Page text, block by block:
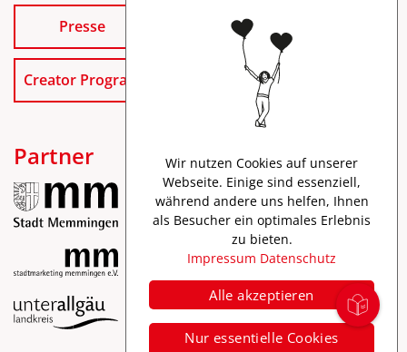
Presse
Creator Program
Partner
Impressum
Datenschutz
Wir nutzen Cookies auf unserer
Webseite. Einige sind essenziell,
während andere uns helfen, Ihnen
als Besucher ein optimales Erlebnis
zu bieten.
Impressum Datenschutz
Alle akzeptieren
Nur essentielle Cookies